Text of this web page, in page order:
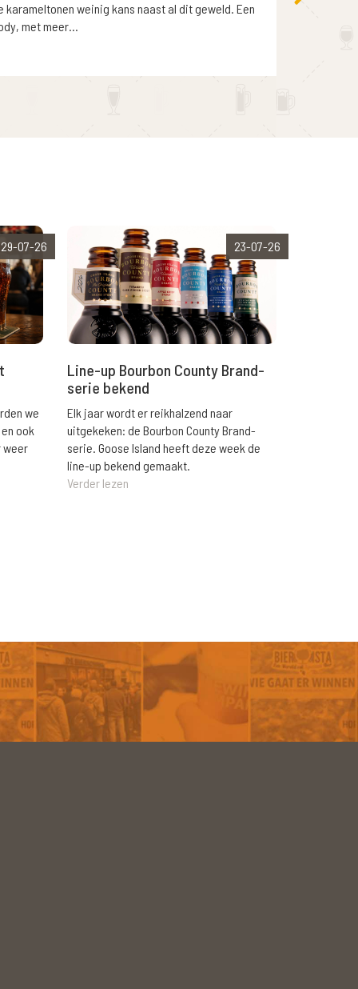
karameltonen weinig kans naast al dit geweld. Een
met meer...
29-07-26
we
ook
weer
23-07-26
Line-up Bourbon County Brand-
serie bekend
Elk jaar wordt er reikhalzend naar
uitgekeken: de Bourbon County Brand-
serie. Goose Island heeft deze week de
line-up bekend gemaakt.
Verder lezen